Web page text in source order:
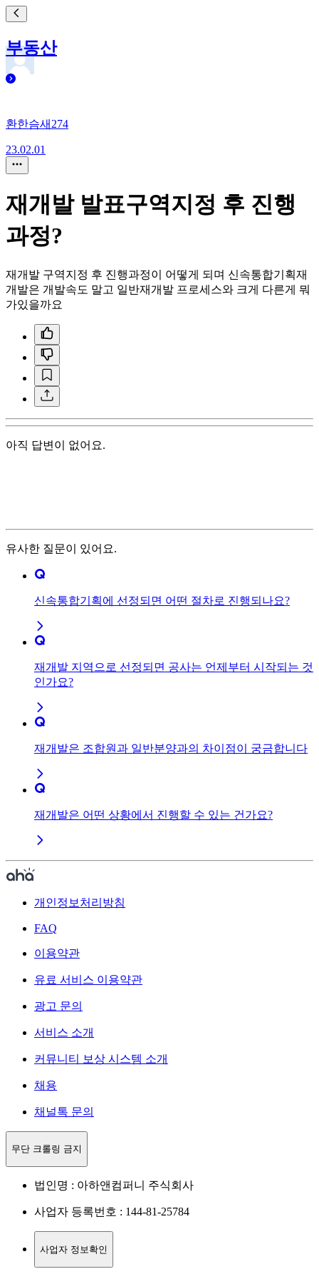
부동산
환한슴새274
23.02.01
재개발 발표구역지정 후 진행
과정?
재개발 구역지정 후 진행과정이 어떻게 되며 신속통합기획재
개발은 개발속도 말고 일반재개발 프로세스와 크게 다른게 뭐
가있을까요
아직 답변이 없어요.
유사한 질문이 있어요.
신속통합기획에 선정되면 어떤 절차로 진행되나요?
재개발 지역으로 선정되면 공사는 언제부터 시작되는 것
인가요?
재개발은 조합원과 일반분양과의 차이점이 궁금합니다
재개발은 어떤 상황에서 진행할 수 있는 건가요?
개인정보처리방침
FAQ
이용약관
유료 서비스 이용약관
광고 문의
서비스 소개
커뮤니티 보상 시스템 소개
채용
채널톡 문의
무단 크롤링 금지
법인명 : 아하앤컴퍼니 주식회사
사업자 등록번호 : 144-81-25784
사업자 정보확인